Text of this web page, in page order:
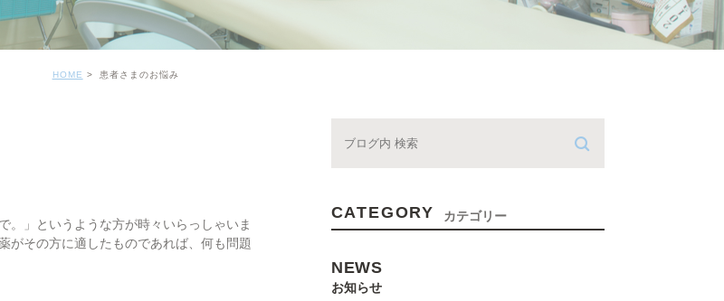
HOME 患者さまのお悩み
。」というような方が時々いらっしゃいま
その方に適したものであれば、何も問題
CATEGORY カテゴリー
NEWS
お知らせ